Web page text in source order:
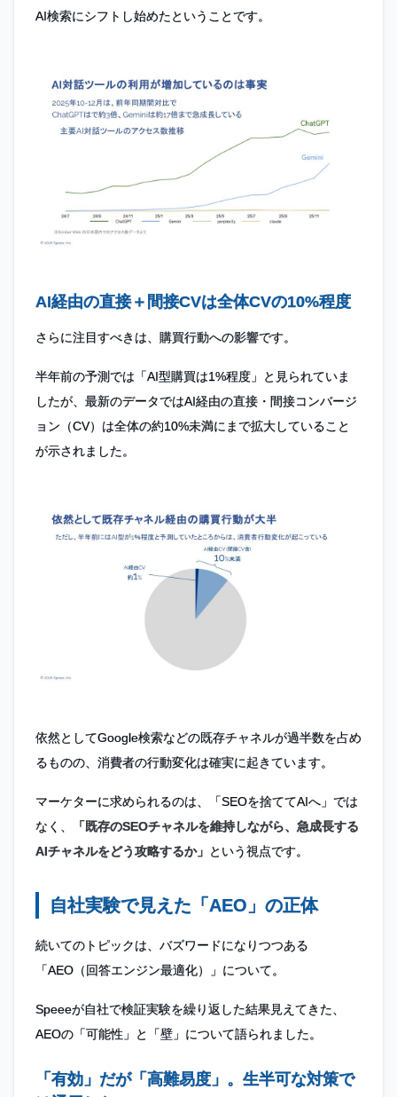
AI検索にシフトし始めたということです。
AI経由の直接＋間接CVは全体CVの10%程度
さらに注目すべきは、購買行動への影響です。
半年前の予測では「AI型購買は1%程度」と見られていま
したが、最新のデータではAI経由の直接・間接コンバージ
ョン（CV）は全体の約10%未満にまで拡大していること
が示されました。
依然としてGoogle検索などの既存チャネルが過半数を占め
るものの、消費者の行動変化は確実に起きています。
マーケターに求められるのは、「SEOを捨ててAIへ」では
なく、
「既存のSEOチャネルを維持しながら、急成長する
AIチャネルをどう攻略するか」 という視点です。
自社実験で見えた「AEO」の正体
続いてのトピックは、バズワードになりつつある
「AEO（回答エンジン最適化）」について。
Speeeが自社で検証実験を繰り返した結果見えてきた、
AEOの「可能性」と「壁」について語られました。
「有効」だが「高難易度」。生半可な対策で